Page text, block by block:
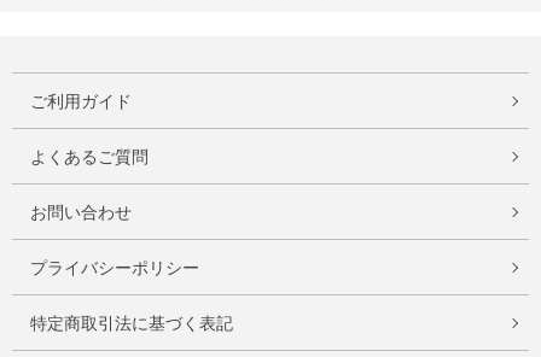
ご利用ガイド
よくあるご質問
お問い合わせ
プライバシーポリシー
特定商取引法に基づく表記